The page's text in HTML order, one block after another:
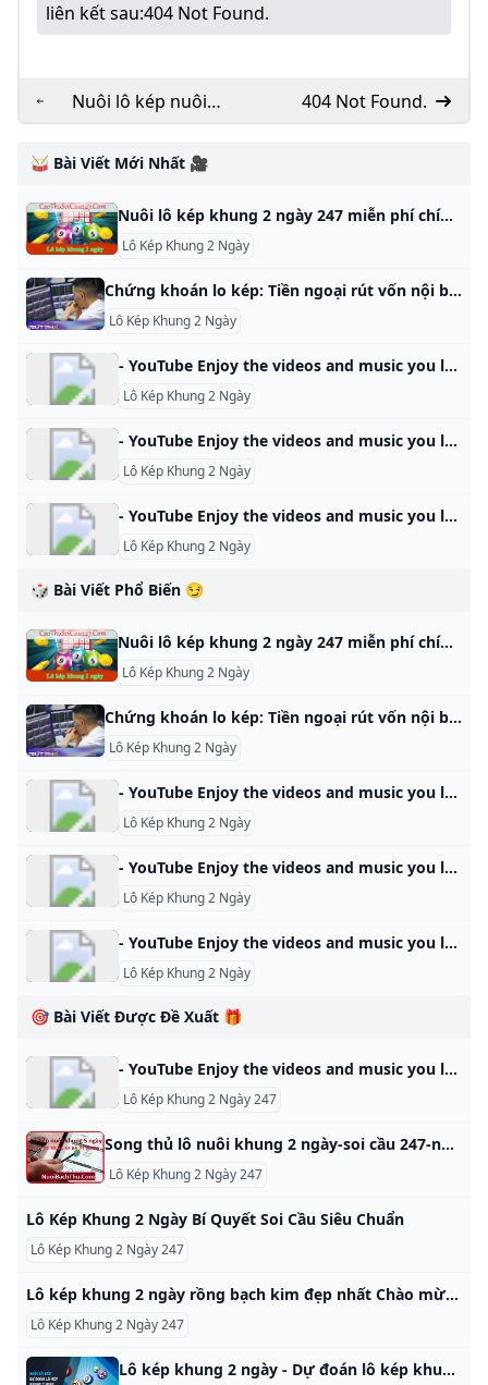
liên kết sau:404 Not Found.
Nuôi lô kép nuôi
khung 2 ngày chính
xác miễn phí
404 Not Found.
🥁 Bài Viết Mới Nhất 🎥
Nuôi lô kép khung 2 ngày 247 miễn phí chính xác Nuôi lô kép khung 2 ngày miễn phí chính xác, Bí kíp đánh bạch thủ lô kép khung 2 ngày 247 bất bại từ chuyên gia giúp anh em thắng lớn, về bờ thành công. 4.5/5 - (136 bình chọn) Lô kép khung 2 ngày là một trong những chiến thuật cá cược lô đề hay nhất hiện nay. Cách này đã được nhiều dân chơi gạo cội kiểm chứng và đem về kết quả rất tốt.
Lô Kép Khung 2 Ngày
Chứng khoán lo kép: Tiền ngoại rút vốn nội bẻ hướng sang vàng bất động sản Trong bối cảnh tiền ngoại chưa ngừng rút khỏi thị trường chứng khoán Việt Nam, việc kênh đầu tư cổ phiếu bị hút tiền bởi vàng và bất động sản khiến giới đầu tư lo ngại. Diễn đàn Đầu tư Việt Nam 2025 - VIF2025Sức nóng cạnh tranh trong bất động sản công nghiệpNhà đất-07:55 | 23/10/2024Câu hỏi trước thềm VIF 2025: Cổ phiếu chứng khoán còn triển vọng đầu…Chứng khoán-20:40 | 22/10/2024Chứng khoán lo kép: Tiền ngoại rút, vốn nội bẻ hướng sang vàng, bất…Chứng khoán-08:35 | 22/10/2024Chờ điểm đảo chiều vốn ngoại sau nhịp rút ròng kỷ lụcChứng khoán-13:49 | 21/10/2024Tăng trưởng kinh tế 2024: Đằng sau những con số tích cựcThời sự-07:00 | 21/10/2024Nhìn lại những nhóm cổ phiếu giúp NĐT đánh bại thị trường chung được…Chứng khoán-10:57 | 16/10/2024Chuyên gia Nguyễn Xuân Thành: Năm 2025, đầu tư công sẽ được đẩy mạnh,…Thời sự-17:20 | 15/10/2024Data Talk tháng 10: ‘Xuất khẩu của doanh nghiệp nội địa năm nay tăng…Thời sự-14:00 | 15/10/2024Data Talk: ‘Phục hồi kinh tế & Xu hướng dòng vốn đảo nghịch’ sẽ diễn…Thời sự-09:56 | 14/10/2024Diễn đàn Đầu tư Việt Nam 2025: ‘Khai thông & Bứt phá’Chứng khoán-15:00 | 07/10/2024
Lô Kép Khung 2 Ngày
- YouTube Enjoy the videos and music you love, upload original content, and share it all with friends, family, and the world on YouTube.
Lô Kép Khung 2 Ngày
- YouTube Enjoy the videos and music you love, upload original content, and share it all with friends, family, and the world on YouTube.
Lô Kép Khung 2 Ngày
- YouTube Enjoy the videos and music you love, upload original content, and share it all with friends, family, and the world on YouTube.
Lô Kép Khung 2 Ngày
🎲 Bài Viết Phổ Biến 😏
Nuôi lô kép khung 2 ngày 247 miễn phí chính xác Nuôi lô kép khung 2 ngày miễn phí chính xác, Bí kíp đánh bạch thủ lô kép khung 2 ngày 247 bất bại từ chuyên gia giúp anh em thắng lớn, về bờ thành công. 4.5/5 - (136 bình chọn) Lô kép khung 2 ngày là một trong những chiến thuật cá cược lô đề hay nhất hiện nay. Cách này đã được nhiều dân chơi gạo cội kiểm chứng và đem về kết quả rất tốt.
Lô Kép Khung 2 Ngày
Chứng khoán lo kép: Tiền ngoại rút vốn nội bẻ hướng sang vàng bất động sản Trong bối cảnh tiền ngoại chưa ngừng rút khỏi thị trường chứng khoán Việt Nam, việc kênh đầu tư cổ phiếu bị hút tiền bởi vàng và bất động sản khiến giới đầu tư lo ngại. Diễn đàn Đầu tư Việt Nam 2025 - VIF2025Sức nóng cạnh tranh trong bất động sản công nghiệpNhà đất-07:55 | 23/10/2024Câu hỏi trước thềm VIF 2025: Cổ phiếu chứng khoán còn triển vọng đầu…Chứng khoán-20:40 | 22/10/2024Chứng khoán lo kép: Tiền ngoại rút, vốn nội bẻ hướng sang vàng, bất…Chứng khoán-08:35 | 22/10/2024Chờ điểm đảo chiều vốn ngoại sau nhịp rút ròng kỷ lụcChứng khoán-13:49 | 21/10/2024Tăng trưởng kinh tế 2024: Đằng sau những con số tích cựcThời sự-07:00 | 21/10/2024Nhìn lại những nhóm cổ phiếu giúp NĐT đánh bại thị trường chung được…Chứng khoán-10:57 | 16/10/2024Chuyên gia Nguyễn Xuân Thành: Năm 2025, đầu tư công sẽ được đẩy mạnh,…Thời sự-17:20 | 15/10/2024Data Talk tháng 10: ‘Xuất khẩu của doanh nghiệp nội địa năm nay tăng…Thời sự-14:00 | 15/10/2024Data Talk: ‘Phục hồi kinh tế & Xu hướng dòng vốn đảo nghịch’ sẽ diễn…Thời sự-09:56 | 14/10/2024Diễn đàn Đầu tư Việt Nam 2025: ‘Khai thông & Bứt phá’Chứng khoán-15:00 | 07/10/2024
Lô Kép Khung 2 Ngày
- YouTube Enjoy the videos and music you love, upload original content, and share it all with friends, family, and the world on YouTube.
Lô Kép Khung 2 Ngày
- YouTube Enjoy the videos and music you love, upload original content, and share it all with friends, family, and the world on YouTube.
Lô Kép Khung 2 Ngày
- YouTube Enjoy the videos and music you love, upload original content, and share it all with friends, family, and the world on YouTube.
Lô Kép Khung 2 Ngày
🎯 Bài Viết Được Đề Xuất 🎁
- YouTube Enjoy the videos and music you love, upload original content, and share it all with friends, family, and the world on YouTube.
Lô Kép Khung 2 Ngày 247
Song thủ lô nuôi khung 2 ngày-soi cầu 247-nuôi lô khung rồng bạch kim 88 Song thủ lô nuôi khung 2 ngày chính xác,soi cầu 247,nuôi lô khung rồng bạch kim 2 3 5 ngày,dự đoán xsmb,soi cầu 888 chính xác nhất Phát hành: soi cầu 247 Hỗ trợ: Song thủ lô nuôi khung 2 ngày chính xác là phương pháp chơi lô hiệu quả. Cầu bắt chủ yếu dựa vào thống kê và soi cầu của cao thủ. Với 7 cao thủ chốt số cho bạn tham khảo.
Lô Kép Khung 2 Ngày 247
Lô Kép Khung 2 Ngày Bí Quyết Soi Cầu Siêu Chuẩn
Lô Kép Khung 2 Ngày 247
Lô kép khung 2 ngày rồng bạch kim đẹp nhất Chào mừng các bạn đến với diễn đàn nuôi lô kép khung 2 ngày miễn phí đẹp nhất, soi cầu 247 dự đoán thống kê chính xác các chu kỳ nuôi. Với số tiền bỏ ra không lớn, anh em lô thủ vẫn có thể ấp ủ các dự định để phát triển kinh tế theo lô kép khung 2 ngày. Bởi theo các thống kê đánh giá về loại hình nuôi lô này, thì hầu hết người tham gia cá cược đều có được những thứ mình cần.
Lô Kép Khung 2 Ngày 247
Lô kép khung 2 ngày - Dự đoán lô kép khung 2 ngày 247 miền bắc Nuôi lô kép khung 2 ngày miễn phí được các chuyên gia soi cầu 247 nghiên cứu. Dự đoán lô kép khung 1,2,3 ngày bất bại siêu chuẩn xác ăn 100%. Lô kép khung 2 ngày là bạn sẽ chọn các con lô kép (con số giống nhau) để chơi trong 2 ngày liên tiếp. Thường những con lô kép được nuôi sẽ là 00, 11, 22, 33, 44, 55, 66, 77, 88, 99.